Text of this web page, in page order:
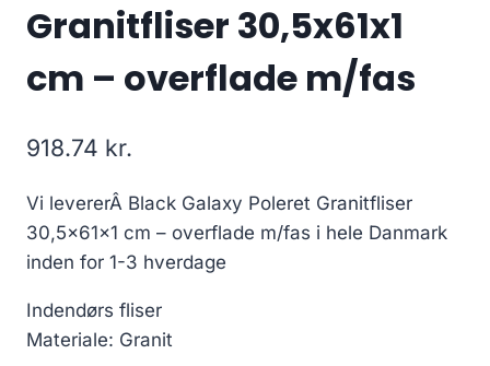
Granitfliser 30,5x61x1
cm – overflade m/fas
918.74 kr.
Vi levererÂ Black Galaxy Poleret Granitfliser
30,5x61x1 cm – overflade m/fas i hele Danmark
inden for 1-3 hverdage
Indendørs fliser
Materiale: Granit